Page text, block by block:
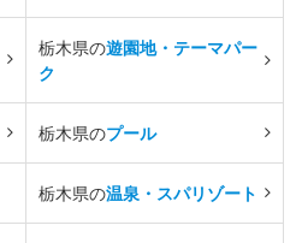
栃木県の遊園地・テーマパー
ク
栃木県のプール
栃木県の温泉・スパリゾート